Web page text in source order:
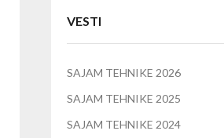
VESTI
SAJAM TEHNIKE 2026
SAJAM TEHNIKE 2025
SAJAM TEHNIKE 2024